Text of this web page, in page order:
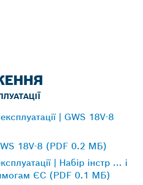
| GWS 18V-8
18V-8 (PDF 0.2 МБ)
| Набір інстр ... і
ЄС (PDF 0.1 МБ)